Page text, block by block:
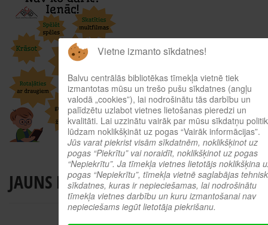
JAUNS PAKALPOJUMS BIBLIOTĒKĀ!
Vietne izmanto sīkdatnes!
Balvu centrālās bibliotēkas tīmekļa vietnē tiek
izmantotas mūsu un trešo pušu sīkdatnes (angļu
valodā „cookies”), lai nodrošinātu tās darbību un
palīdzētu uzlabot vietnes lietošanas pieredzi un
kvalitāti. Lai uzzinātu vairāk par mūsu sīkdatņu
lūdzam noklikšķināt uz pogas “Vairāk informācijas”.
Jūs varat piekrist visām sīkdatnēm, noklikšķinot uz
pogas “Piekrītu” vai noraidīt, noklikšķinot uz pogas
“Nepiekrītu”. Ja tīmekļa vietnes lietotājs noklikšķina
pogas “Nepiekrītu”, tīmekļa vietnē saglabājas
sīkdatnes, kuras ir nepieciešamas, lai nodrošinātu
tīmekļa vietnes darbību un kuru izmantošanai nav
nepieciešams iegūt lietotāja piekrišanu.